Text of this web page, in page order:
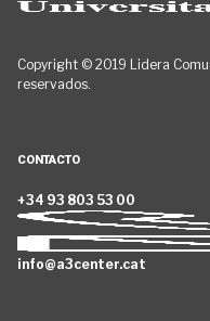
Copyright © 2019 Lidera
reservados.
CONTACTO
+34 93 803 53 00
info@a3center.cat